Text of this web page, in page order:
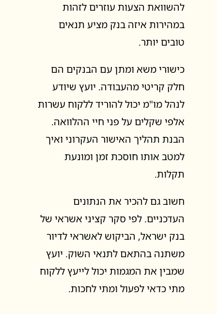
להשוואת הצעות עוזרים לזהות
במהירות איזה בנק מציע תנאים
טובים יותר.
כישורי משא ומתן עם הבנקים הם
חלק קריטי מהעבודה. יועץ שיודע
לנהל מו"מ יכול להוריד ללקוח עשרות
אלפי שקלים על פני חיי ההלוואה.
הבנת תהליך האישור העקרוני ואיך
למטב אותו חוסכת זמן ומונעת
תקלות.
חשוב גם להכיר את הנתונים
העדכניים. לפי סקר קציני אשראי של
בנק ישראל, הביקוש לאשראי לדיור
משתנה בהתאם לתנאי השוק. יועץ
שמבין את המגמות יכול לייעץ ללקוח
מתי כדאי לפעול ומתי לחכות.